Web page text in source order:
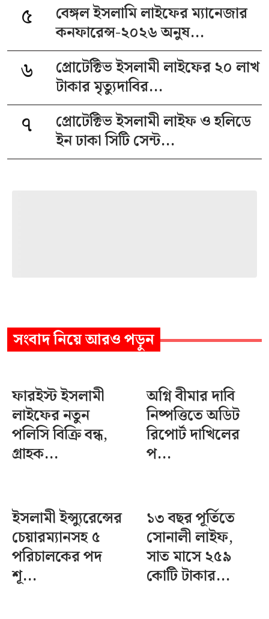
৫
বেঙ্গল ইসলামি লাইফের ম্যানেজার
কনফারেন্স-২০২৬ অনুষ...
৬
প্রোটেক্টিভ ইসলামী লাইফের ২০ লাখ
টাকার মৃত্যুদাবির...
৭
প্রোটেক্টিভ ইসলামী লাইফ ও হলিডে
ইন ঢাকা সিটি সেন্ট...
সংবাদনিয়ে আরও পড়ুন
ফারইস্ট ইসলামী
লাইফের নতুন
পলিসি বিক্রি বন্ধ,
গ্রাহক...
অগ্নি বীমার দাবি
নিষ্পত্তিতে অডিট
রিপোর্ট দাখিলের
প...
ইসলামী ইন্স্যুরেন্সের
চেয়ারম্যানসহ ৫
পরিচালকের পদ
শূ...
১৩ বছর পূর্তিতে
সোনালী লাইফ,
সাত মাসে ২৫৯
কোটি টাকার...